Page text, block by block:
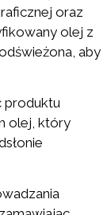
oraz
olej z
aby
produktu
olej, który